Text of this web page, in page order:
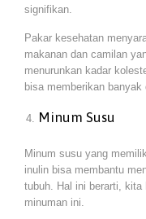
signifikan.
Pakar kesehatan
makanan dan camilan
menurunkan kadar
bisa memberikan
Minum Susu
Minum susu yang
inulin bisa membantu
tubuh. Hal ini berarti, kita
minuman ini.